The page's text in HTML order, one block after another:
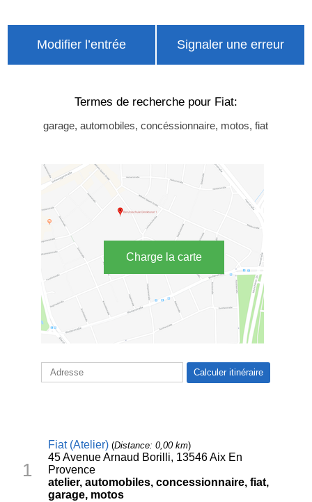
Modifier l’entrée Signaler une erreur
Termes de recherche pour Fiat:
garage, automobiles, concéssionnaire, motos, fiat
Charge la carte
1
Fiat (Atelier)(Distance: 0,00 km)
45 Avenue Arnaud Borilli, 13546 Aix En
Provence
atelier, automobiles, concessionnaire, fiat,
garage, motos